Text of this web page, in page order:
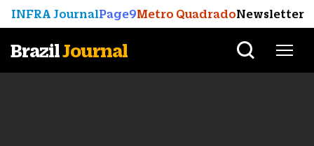
INFRA JournalPage9Metro QuadradoNewsletter
BrazilJournal